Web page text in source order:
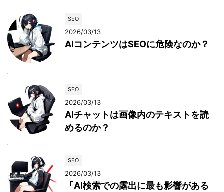
SEO
2026/03/13
AIコンテンツはSEOに危険なのか？
SEO
2026/03/13
AIチャットは画像内のテキストを読
めるのか？
SEO
2026/03/13
「AI検索での露出に最も影響がある